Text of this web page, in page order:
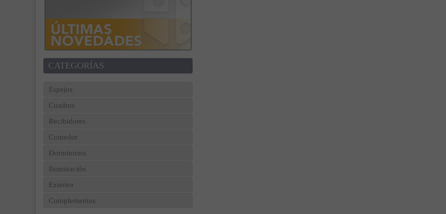
CATEGORÍAS
Espejos
Cuadros
Recibidores
Comedor
Dormitorios
Iluminación
Exterior
Complementos